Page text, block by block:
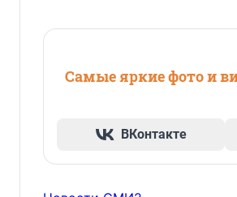
Самые яркие фото и
ВКонтакте